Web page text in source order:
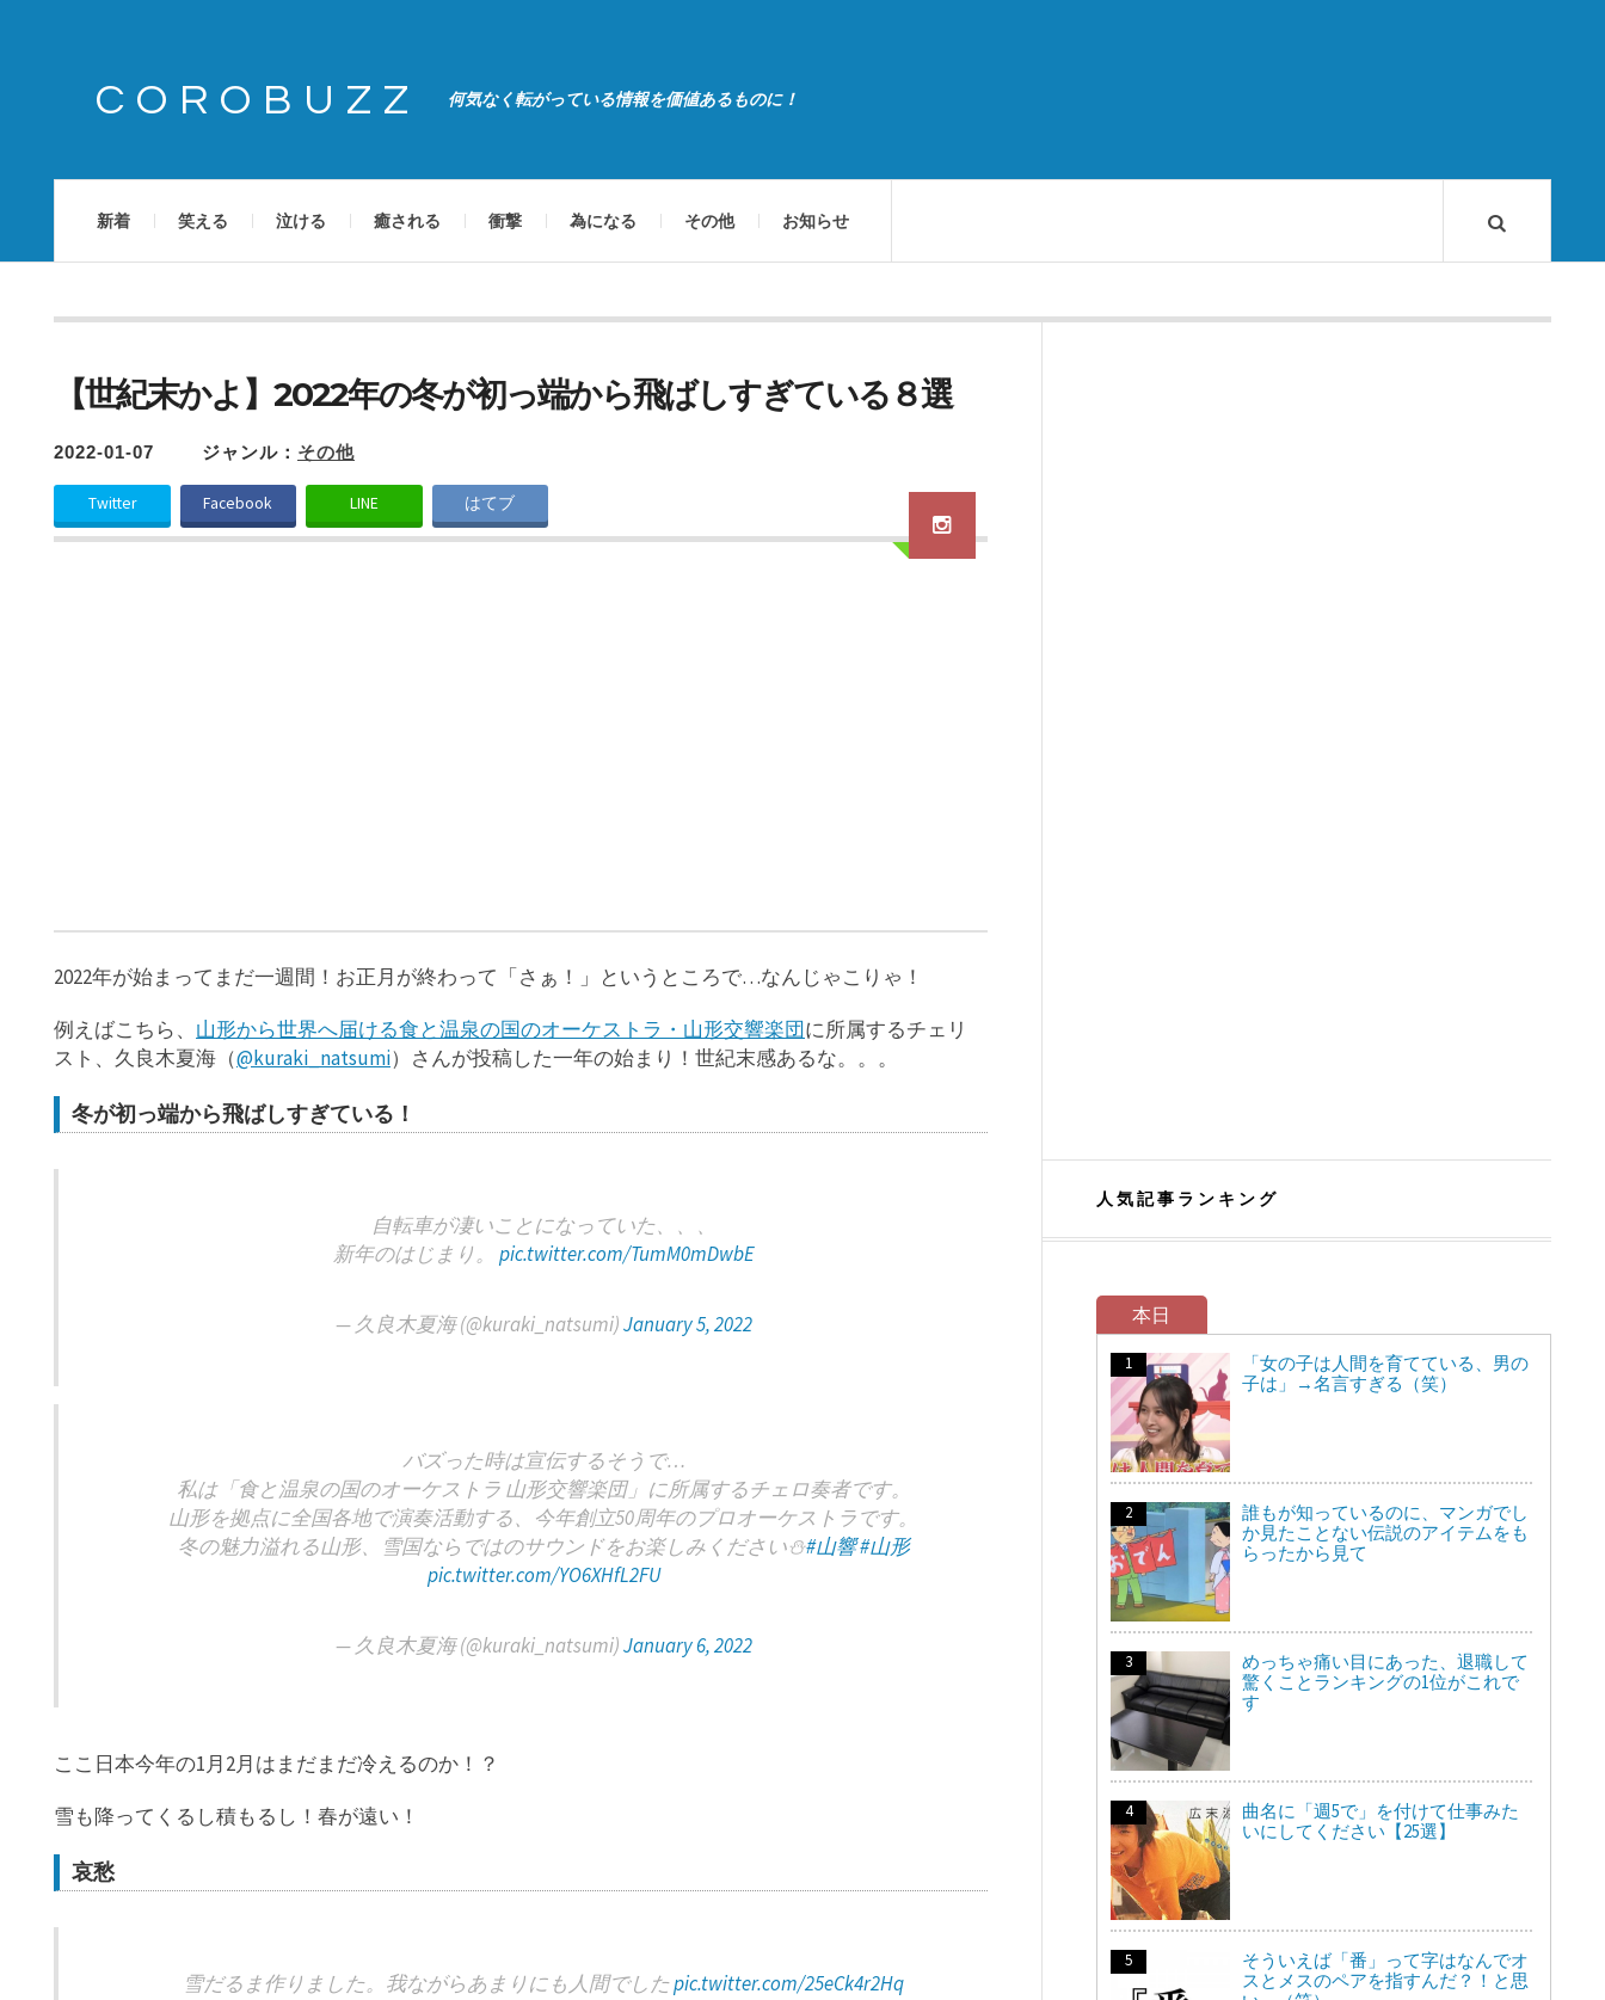
COROBUZZ 何気なく転がっている情報を価値あるものに！
新着 笑える 泣ける 癒される 衝撃 為になる その他 お知らせ
【世紀末かよ】2022年の冬が初っ端から飛ばしすぎている８選
2022-01-07 ジャンル： その他
Twitter Facebook LINE はてブ
2022年が始まってまだ一週間！お正月が終わって「さぁ！」というところで…なんじゃこりゃ！
例えばこちら、 ⼭形から世界へ届ける⾷と温泉の国のオーケストラ・山形交響楽団に所属するチェリ
スト、久良木夏海（@kuraki_natsumi）さんが投稿した一年の始まり！世紀末感あるな。。。
冬が初っ端から飛ばしすぎている！
自転車が凄いことになっていた、、、
新年のはじまり。 pic.twitter.com/TumM0mDwbE
— 久良木夏海 (@kuraki_natsumi)January 5, 2022
バズった時は宣伝するそうで…
私は「食と温泉の国のオーケストラ 山形交響楽団」に所属するチェロ奏者です。
山形を拠点に全国各地で演奏活動する、今年創立50周年のプロオーケストラです。
冬の魅力溢れる山形、雪国ならではのサウンドをお楽しみください⛄️#山響#山形
pic.twitter.com/YO6XHfL2FU
— 久良木夏海 (@kuraki_natsumi)January 6, 2022
ここ日本今年の1月2月はまだまだ冷えるのか！？
雪も降ってくるし積もるし！春が遠い！
哀愁
雪だるま作りました。我ながらあまりにも人間でしたpic.twitter.com/25eCk4r2Hq
人気記事ランキング
本日
「女の子は人間を育てている、男の
子は」→名言すぎる（笑）
誰もが知っているのに、マンガでし
か見たことない伝説のアイテムをも
らったから見て
めっちゃ痛い目にあった、退職して
驚くことランキングの1位がこれで
す
曲名に「週5で」を付けて仕事みた
いにしてください【25選】
そういえば「番」って字はなんでオ
スとメスのペアを指すんだ？！と思